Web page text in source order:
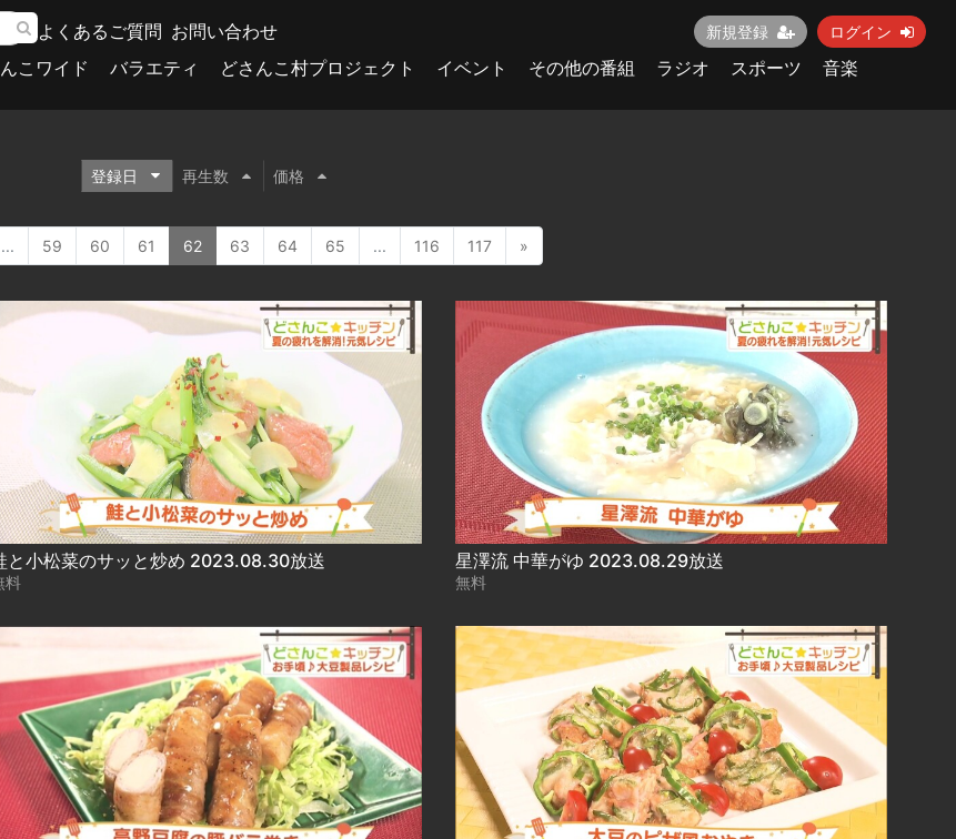
よくあるご質問 お問い合わせ 新規登録 ログイン
こワイド バラエティ どさんこ村プロジェクト イベント その他の番組 ラジオ スポーツ
音楽
登録日 再生数 価格
... 59 60 61 62 63 64 65 ... 116 117 »
と小松菜のサッと炒め 2023.08.30放送
料
星澤流 中華がゆ 2023.08.29放送
無料